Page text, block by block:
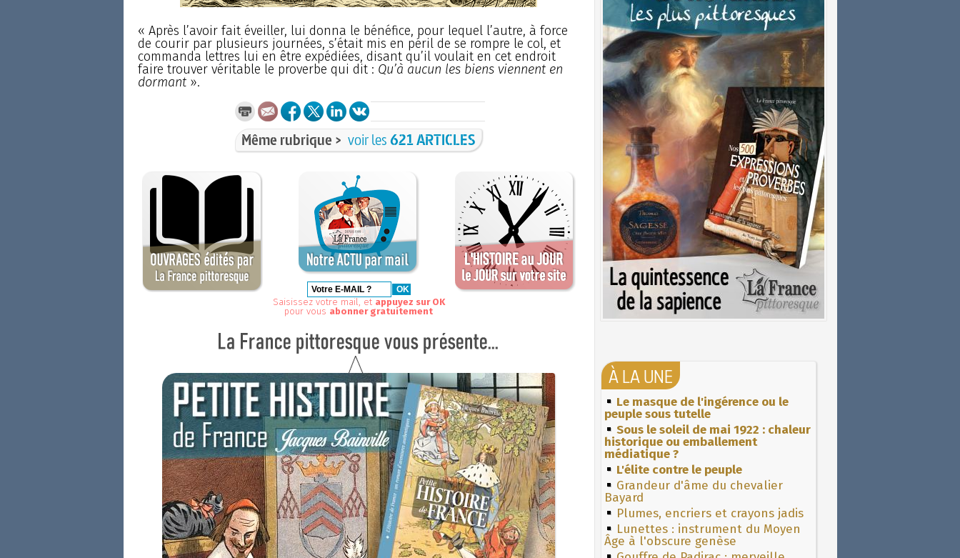
« Après l’avoir fait éveiller, lui donna le bénéfice, pour lequel l’autre, à force
de courir par plusieurs journées, s’était mis en péril de se rompre le col, et
commanda lettres lui en être expédiées, disant qu’il voulait en cet endroit
faire trouver véritable le proverbe qui dit : Qu’à aucun les biens viennent en
dormant».
Même rubrique > voir les621 ARTICLES
Saisissez votre mail, et appuyez sur OK
pour vous abonner gratuitement
À LA UNE
Le masque de l'ingérence ou le
peuple sous tutelle
Sous le soleil de mai 1922 : chaleur
historique ou emballement
médiatique ?
L'élite contre le peuple
Grandeur d'âme du chevalier
Bayard
Plumes, encriers et crayons jadis
Lunettes : instrument du Moyen
Âge à l'obscure genèse